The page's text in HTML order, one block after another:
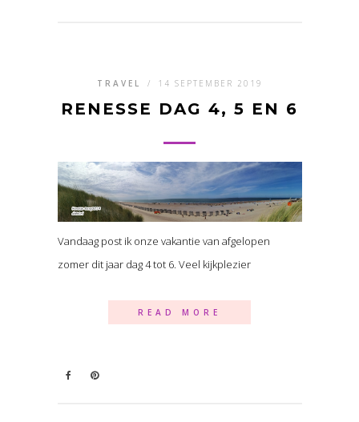
TRAVEL / 14 SEPTEMBER 2019
RENESSE DAG 4, 5 EN 6
Vandaag post ik onze vakantie van afgelopen
zomer dit jaar dag 4 tot 6. Veel kijkplezier
READ MORE